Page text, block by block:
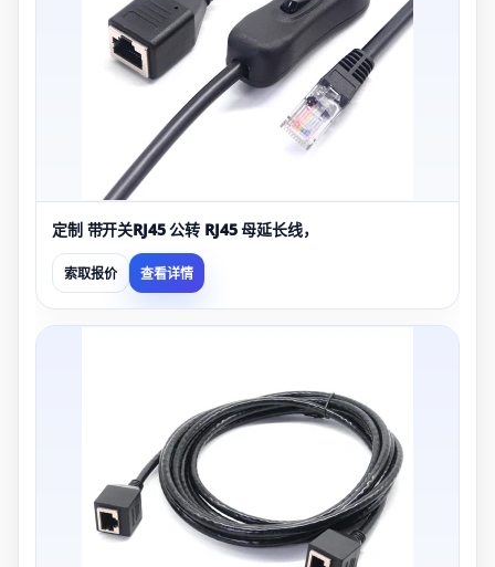
定制 带开关RJ45 公转 RJ45 母延长线，
索取报价 查看详情